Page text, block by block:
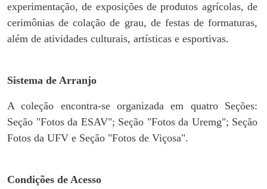
experimentação, de exposições de produtos agrícolas, de
cerimônias de colação de grau, de festas de formaturas,
além de atividades culturais, artísticas e esportivas.
Sistema de Arranjo
A coleção encontra-se organizada em quatro Seções:
Seção "Fotos da ESAV"; Seção "Fotos da Uremg"; Seção
Fotos da UFV e Seção "Fotos de Viçosa".
Condições de Acesso